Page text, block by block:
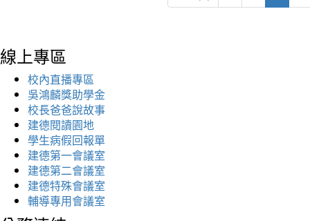
線上專區
校內直播專區
吳鴻麟獎助學金
校長爸爸說故事
建德閱讀園地
學生病假回報單
建德第一會議室
建德第二會議室
建德特殊會議室
輔導專用會議室